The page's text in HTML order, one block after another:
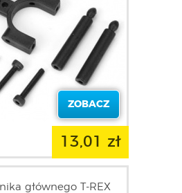
ZOBACZ
13,01 zł
głównego T-REX